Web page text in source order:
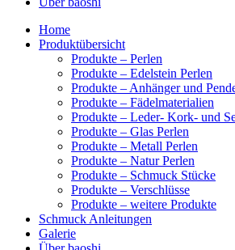
Home
Produktübersicht
Produkte – Perlen
Produkte – Edelstein Perlen
Produkte – Anhänger und
Produkte – Fädelmaterialien
Produkte – Leder- Kork- und
Produkte – Glas Perlen
Produkte – Metall Perlen
Produkte – Natur Perlen
Produkte – Schmuck Stücke
Produkte – Verschlüsse
Produkte – weitere Produkte
Schmuck Anleitungen
Galerie